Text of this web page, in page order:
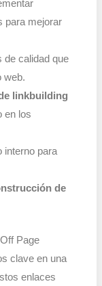
para mejorar
de calidad que
web.
linkbuilding
en los
interno para
de
Page
clave en una
enlaces